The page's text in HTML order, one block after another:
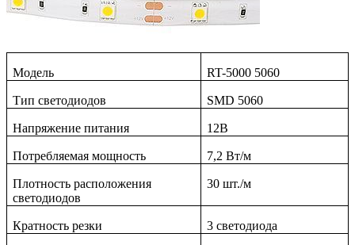
Модель RT-5000 5060
Тип светодиодов SMD 5060
Напряжение питания 12В
Потребляемая мощность 7,2 Вт/м
Плотность расположения
светодиодов
30 шт./м
Кратность резки 3 светодиода